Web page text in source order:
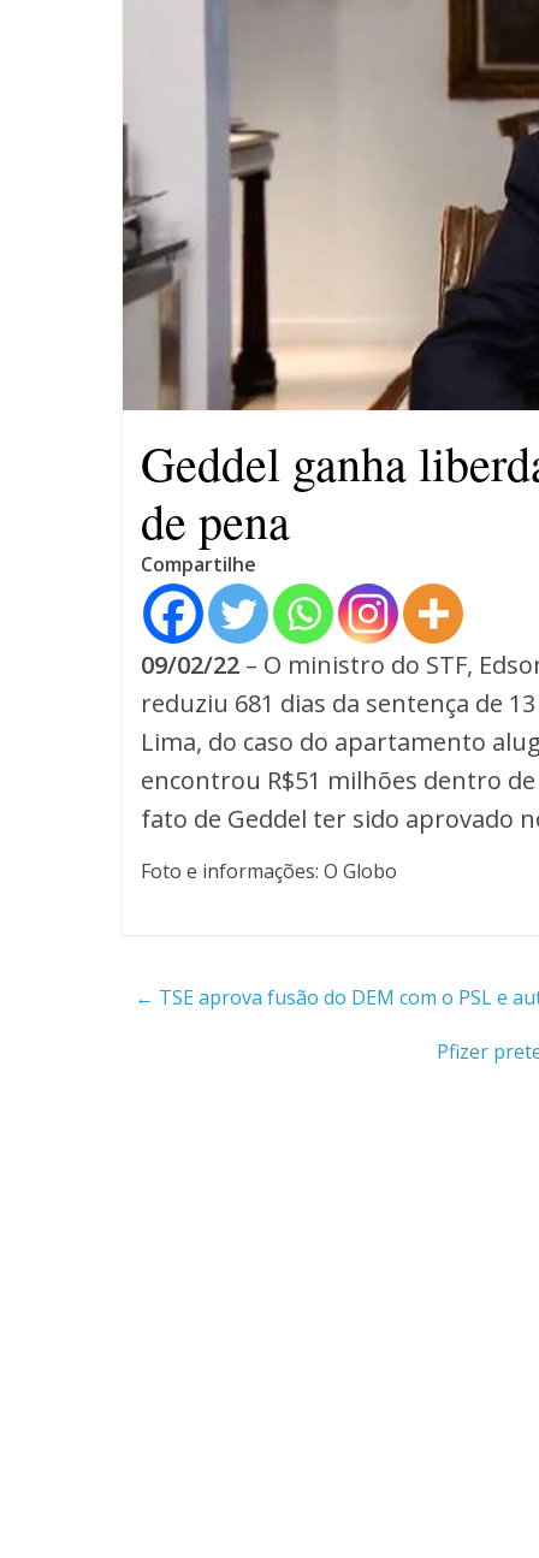
violência contra a mulher
Geddel ganha
de pena
Compartilhe
09/02/22 – O ministro do STF,
reduziu 681 dias da sentença de
Lima, do caso do apartamento
encontrou R$51 milhões dentro
fato de Geddel ter sido aprovado
Foto e informações: O Globo
← TSE aprova fusão do DEM com o PSL e
Pfizer